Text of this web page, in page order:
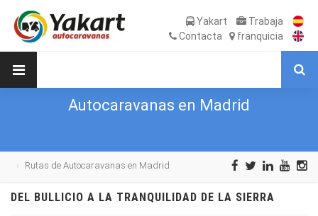
Yakart
Trabaja
Contacta
franquicia
Autocaravanas en Madrid
Rutas de Autocaravanas en Madrid
DEL BULLICIO A LA TRANQUILIDAD DE LA SIERRA